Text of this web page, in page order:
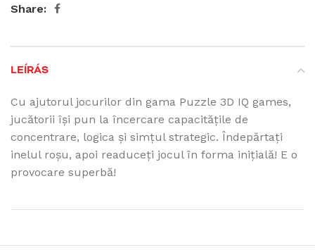
Share:
LEÍRÁS
Cu ajutorul jocurilor din gama Puzzle 3D IQ games,
jucătorii își pun la încercare capacitățile de
concentrare, logica și simțul strategic. Îndepărtați
inelul roșu, apoi readuceți jocul în forma inițială! E o
provocare superbă!